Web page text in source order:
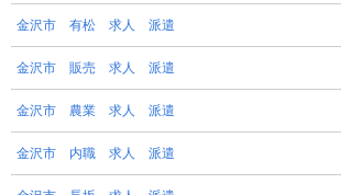
金沢市 有松 求人 派遣
金沢市 販売 求人 派遣
金沢市 農業 求人 派遣
金沢市 内職 求人 派遣